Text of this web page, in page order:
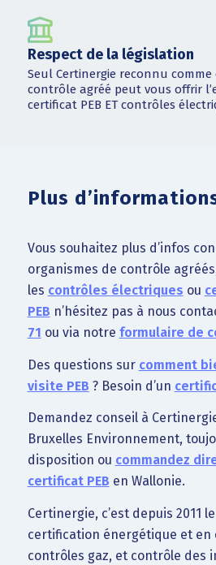
Respect de la législation
Seul Certinergie reconnu comme
contrôle agréé peut vous offrir
certificat PEB ET contrôles
Plus
Vous souhaitez plus d’infos
organismes de contrôle
les contrôles électriques ou
PEB n’hésitez pas à nous
71 ou via notre formulaire de
Des questions sur comment
visite PEB ? Besoin d’un
Demandez conseil à
Bruxelles Environnement,
disposition ou commandez
certificat PEB en Wallonie.
Certinergie, c’est depuis 2011
certification énergétique et en
contrôles gaz, et contrôle des